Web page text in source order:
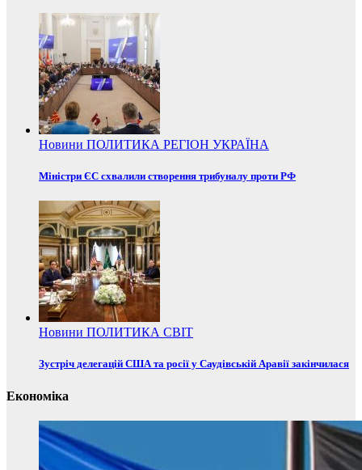
Новини ПОЛИТИКА РЕГІОН УКРАЇНА
Міністри ЄС схвалили створення трибуналу проти РФ
Новини ПОЛИТИКА СВІТ
Зустріч делегацій США та росії у Саудівській Аравії закінчилася
Економіка